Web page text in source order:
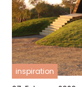
inspiration